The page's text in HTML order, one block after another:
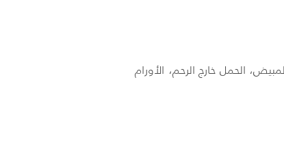
الحمل خارج الرحم، الأورام